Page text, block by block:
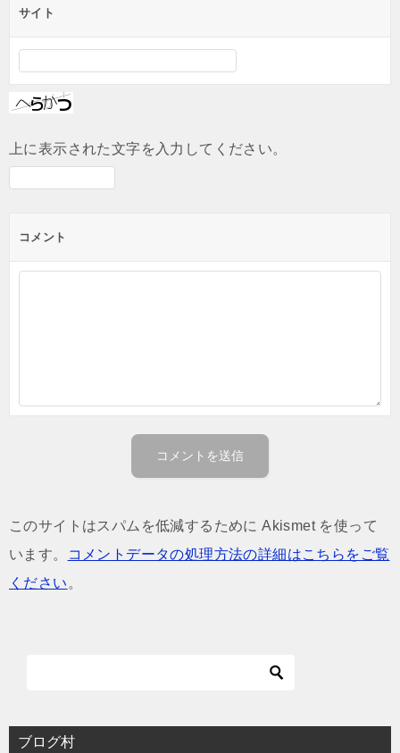
サイト
上に表示された文字を入力してください。
コメント
このサイトはスパムを低減するために Akismet を使って
います。
コメントデータの処理方法の詳細はこちらをご覧
ください 。
ブログ村